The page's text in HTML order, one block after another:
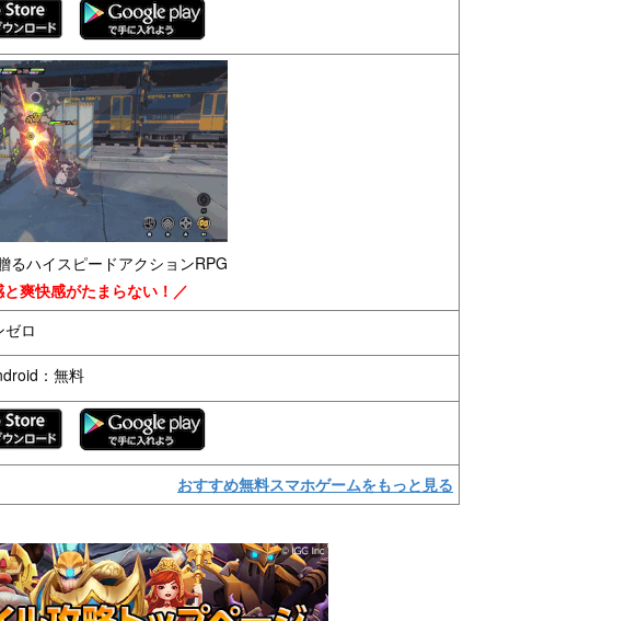
るハイスピードアクションRPG
と爽快感がたまらない！／
ロ
：無料
おすすめ無料スマホゲームをもっと見る